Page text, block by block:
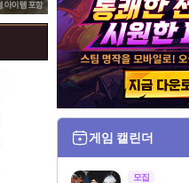
게임 캘린더
모집